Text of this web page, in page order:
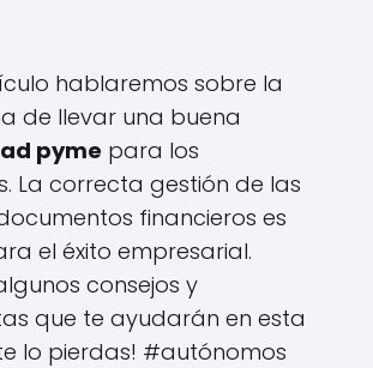
hablaremos sobre la
de llevar una buena
pyme para los
La correcta gestión de las
financieros es
el éxito empresarial.
consejos y
que te ayudarán en esta
lo pierdas! #autónomos